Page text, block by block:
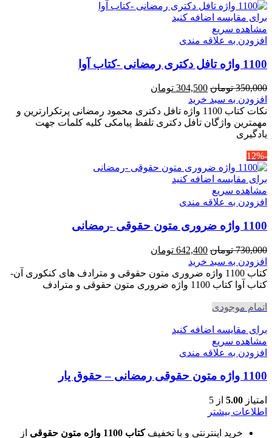
برای مقایسه اضافه کنید
مشاهده سریع
افزودن به علاقه مندی
1100 واژه تافل دکتری رمضانی -کتاب آوا
350,000 تومان قیمت
اصلی
350,000 تومان
بود.
304,500 تومان
304,500 تومان
است.
افزودن به سبد خرید
نکات کتاب 1100 واژه تافل دکتری محمود رمضانی پرتکرارترین و
مهمترین واژگان تافل دکتری تلفظ پیامکی کلیه کلمات جهت
یادگیری
-12%
برای مقایسه اضافه کنید
مشاهده سریع
افزودن به علاقه مندی
1100 واژه ضروری متون حقوقی -رمضانی
730,000 تومان قیمت
اصلی
730,000 تومان
بود.
642,400 تومان
642,400 تومان
است.
افزودن به سبد خرید
کتاب 1100 واژه ضروری متون حقوقی و مترادف های کنکوری آن-
کتاب آوا کتاب 1100 واژه ضروری متون حقوقی و مترادف
اتمام موجودی
برای مقایسه اضافه کنید
مشاهده سریع
افزودن به علاقه مندی
1100 واژه متون حقوقی رمضانی – حقوق یار
امتیاز 5.00 از 5
اطلاعات بیشتر
خرید اینترنتی و با تخفیفکتاب 1100 واژه متون حقوقی از